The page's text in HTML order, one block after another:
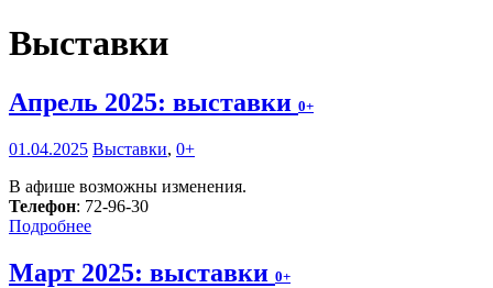
Выставки
Апрель 2025: выставки 0+
01.04.2025 Выставки, 0+
В афише возможны изменения.
Телефон: 72-96-30
Подробнее
Март 2025: выставки 0+